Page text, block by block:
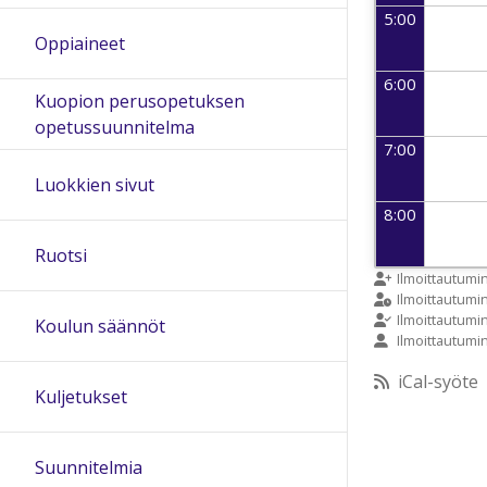
5:00
6:00
7:00
8:00
9:00
10:00
iCal-syöte
Oppiaineet
Kuopion perusopetuksen
opetussuunnitelma
Luokkien sivut
Ruotsi
Koulun säännöt
Kuljetukset
Suunnitelmia